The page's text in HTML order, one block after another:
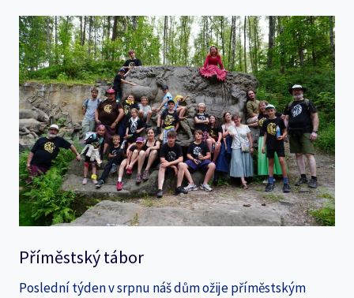
Příměstský tábor
Poslední týden v srpnu náš dům ožije příměstským